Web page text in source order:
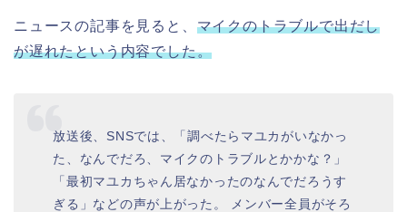
ニュースの記事を見ると、 マイクのトラブルで出だし
が遅れたという内容でした。
放送後、SNSでは、「調べたらマユカがいなかっ
た、なんでだろ、マイクのトラブルとかかな？」
「最初マユカちゃん居なかったのなんでだろうす
ぎる」などの声が上がった。 メンバー全員がそろ